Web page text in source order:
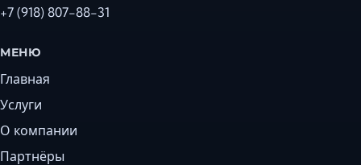
+7 (918) 807-88-31
МЕНЮ
Главная
Услуги
О компании
Партнёры